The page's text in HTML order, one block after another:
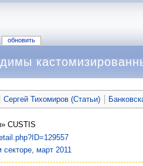
обновить
Сергей Тихомиров (Статьи)
CUSTIS
март 2011